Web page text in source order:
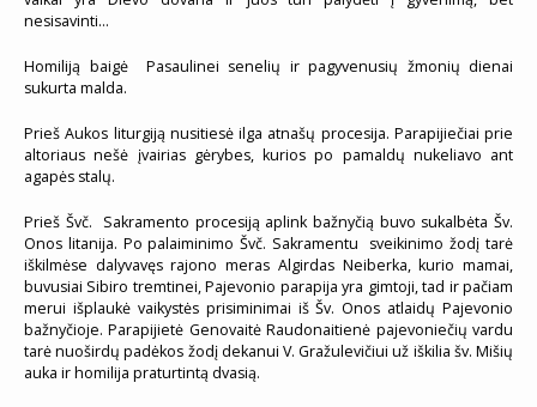
nesisavinti…
Homiliją baigė Pasaulinei senelių ir pagyvenusių žmonių dienai
sukurta malda.
Prieš Aukos liturgiją nusitiesė ilga atnašų procesija. Parapijiečiai prie
altoriaus nešė įvairias gėrybes, kurios po pamaldų nukeliavo ant
agapės stalų.
Prieš Švč. Sakramento procesiją aplink bažnyčią buvo sukalbėta Šv.
Onos litanija. Po palaiminimo Švč. Sakramentu sveikinimo žodį tarė
iškilmėse dalyvavęs rajono meras Algirdas Neiberka, kurio mamai,
buvusiai Sibiro tremtinei, Pajevonio parapija yra gimtoji, tad ir pačiam
merui išplaukė vaikystės prisiminimai iš Šv. Onos atlaidų Pajevonio
bažnyčioje. Parapijietė Genovaitė Raudonaitienė pajevoniečių vardu
tarė nuoširdų padėkos žodį dekanui V. Gražulevičiui už iškilia šv. Mišių
auka ir homilija praturtintą dvasią.